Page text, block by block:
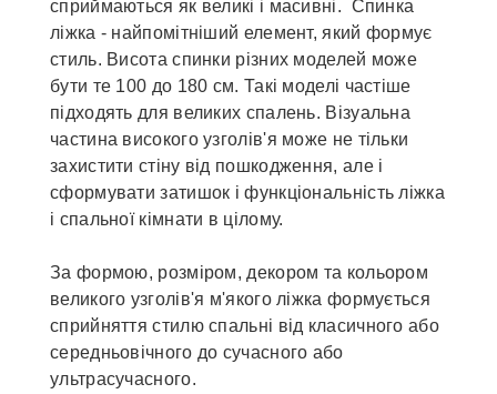
сприймаються як великі і масивні. Спинка
ліжка - найпомітніший елемент, який формує
стиль. Висота спинки різних моделей може
бути те 100 до 180 см. Такі моделі частіше
підходять для великих спалень. Візуальна
частина високого узголів'я може не тільки
захистити стіну від пошкодження, але і
сформувати затишок і функціональність ліжка
і спальної кімнати в цілому.
За формою, розміром, декором та кольором
великого узголів'я м'якого ліжка формується
сприйняття стилю спальні від класичного або
середньовічного до сучасного або
ультрасучасного.